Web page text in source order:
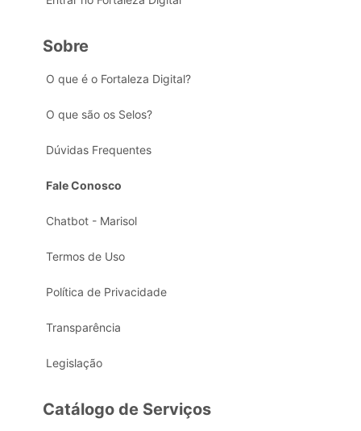
Sobre
O que é o Fortaleza Digital?
O que são os Selos?
Dúvidas Frequentes
Fale Conosco
Chatbot - Marisol
Termos de Uso
Política de Privacidade
Transparência
Legislação
Catálogo de Serviços